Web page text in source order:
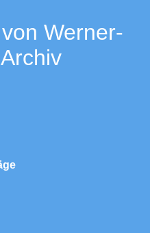
Werner-
Archiv